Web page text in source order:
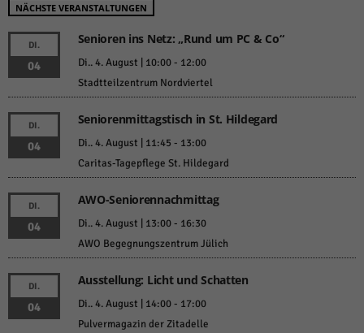
NÄCHSTE VERANSTALTUNGEN
DI.
04
Senioren ins Netz: „Rund um PC & Co“
Di.. 4. August | 10:00- 12:00
Stadtteilzentrum Nordviertel
DI.
04
Seniorenmittagstisch in St. Hildegard
Di.. 4. August | 11:45 - 13:00
Caritas-Tagepflege St. Hildegard
DI.
04
AWO-Seniorennachmittag
Di.. 4. August | 13:00- 16:30
AWO Begegnungszentrum Jülich
DI.
04
Ausstellung: Licht und Schatten
Di.. 4. August | 14:00- 17:00
Pulvermagazin der Zitadelle